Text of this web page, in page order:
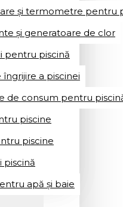
și termometre pentru
și generatoare de clor
pentru piscină
îngrijire a piscinei
de consum pentru
piscine
piscine
piscină
apă și baie